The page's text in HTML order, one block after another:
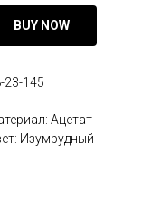
BUY NOW
23-145
Ацетат
Изумрудный